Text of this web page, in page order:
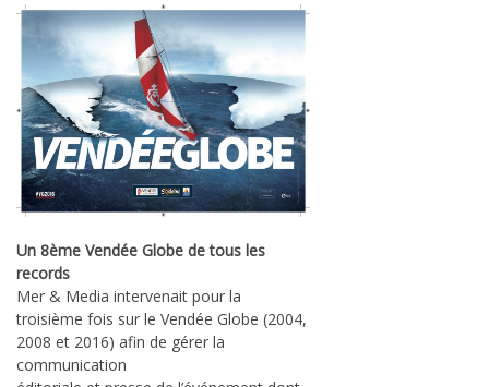
Un 8ème Vendée Globe de tous les
records
Mer & Media intervenait pour la
troisième fois sur le Vendée Globe (2004,
2008 et 2016) afin de gérer la
communication